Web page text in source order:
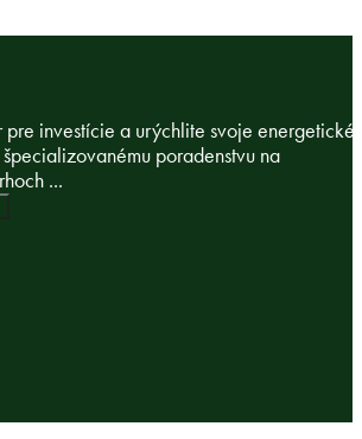
pre investície a urýchlite svoje energetické
poradenstvu na
...